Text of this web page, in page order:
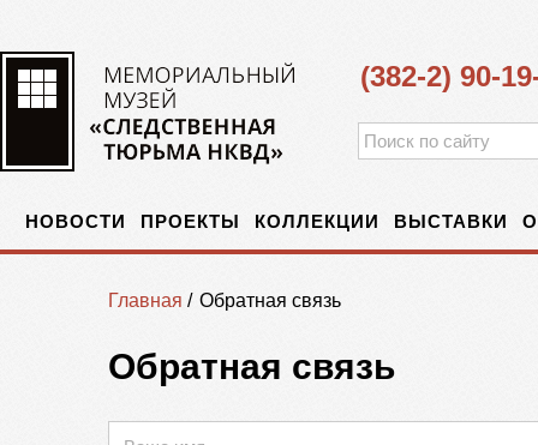
(382-2) 90-
НОВОСТИ ПРОЕКТЫ КОЛЛЕКЦИИ ВЫСТАВКИ
Главная / Обратная связь
Обратная связь